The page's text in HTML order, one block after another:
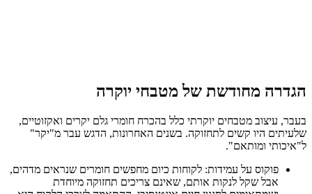
הגדרה מחודשת של מטבחי יוקרה
בעבר, עיצוב מטבחים יוקרתי כלל בהכרח חומרי גלם יקרים ואקזוטיים,
שלעיתים היו קשים לתחזוקה. בשנים האחרונות, הדגש עבר מ"יקר"
ל"איכותי ומותאם".
פוקוס על עמידות: לקוחות כיום מחפשים חומרים שנראים מדהים,
אבל שקל לנקות אותם, שאינם צריכים תחזוקה מיוחדת